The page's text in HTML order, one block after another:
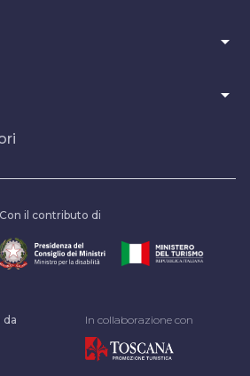
arrow_drop_down
arrow_drop_down
Con il contributo di
da In collaborazione con